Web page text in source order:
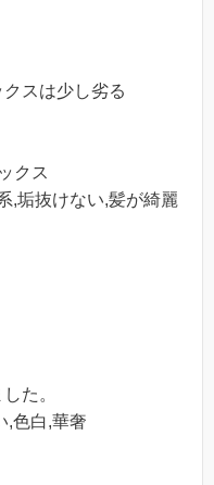
スは少し劣る
クス
,垢抜けない,髪が綺麗
た。
,色白,華奢